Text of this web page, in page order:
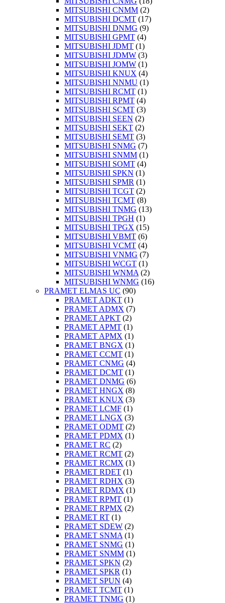
MITSUBISHI CNMM (2)
MITSUBISHI DCMT (17)
MITSUBISHI DNMG (9)
MITSUBISHI GPMT (4)
MITSUBISHI JDMT (1)
MITSUBISHI JDMW (3)
MITSUBISHI JOMW (1)
MITSUBISHI KNUX (4)
MITSUBISHI NNMU (1)
MITSUBISHI RCMT (1)
MITSUBISHI RPMT (4)
MITSUBISHI SCMT (3)
MITSUBISHI SEEN (2)
MITSUBISHI SEKT (2)
MITSUBISHI SEMT (3)
MITSUBISHI SNMG (7)
MITSUBISHI SNMM (1)
MITSUBISHI SOMT (4)
MITSUBISHI SPKN (1)
MITSUBISHI SPMR (1)
MITSUBISHI TCGT (2)
MITSUBISHI TCMT (8)
MITSUBISHI TNMG (13)
MITSUBISHI TPGH (1)
MITSUBISHI TPGX (15)
MITSUBISHI VBMT (6)
MITSUBISHI VCMT (4)
MITSUBISHI VNMG (7)
MITSUBISHI WCGT (1)
MITSUBISHI WNMA (2)
MITSUBISHI WNMG (16)
PRAMET ELMAS UÇ (90)
PRAMET ADKT (1)
PRAMET ADMX (7)
PRAMET APKT (2)
PRAMET APMT (1)
PRAMET APMX (1)
PRAMET BNGX (1)
PRAMET CCMT (1)
PRAMET CNMG (4)
PRAMET DCMT (1)
PRAMET DNMG (6)
PRAMET HNGX (8)
PRAMET KNUX (3)
PRAMET LCMF (1)
PRAMET LNGX (3)
PRAMET ODMT (2)
PRAMET PDMX (1)
PRAMET RC (2)
PRAMET RCMT (2)
PRAMET RCMX (1)
PRAMET RDET (1)
PRAMET RDHX (3)
PRAMET RDMX (1)
PRAMET RPMT (1)
PRAMET RPMX (2)
PRAMET RT (1)
PRAMET SDEW (2)
PRAMET SNMA (1)
PRAMET SNMG (1)
PRAMET SNMM (1)
PRAMET SPKN (2)
PRAMET SPKR (1)
PRAMET SPUN (4)
PRAMET TCMT (1)
PRAMET TNMG (1)